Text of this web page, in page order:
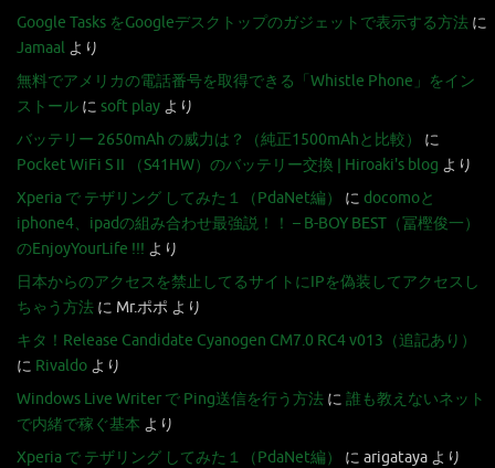
Google Tasks をGoogleデスクトップのガジェットで表示する方法 に
Jamaal より
無料でアメリカの電話番号を取得できる「Whistle Phone」をイン
ストール に soft play より
バッテリー 2650mAh の威力は？（純正1500mAhと比較）
に
Pocket WiFi S II （S41HW）のバッテリー交換 | Hiroaki's blog より
Xperia で テザリング してみた１（PdaNet編）
に docomoと
iphone4、ipadの組み合わせ最強説！！ – B-BOY BEST（冨樫俊一）
のEnjoyYourLife !!! より
日本からのアクセスを禁止してるサイトにIPを偽装してアクセスし
ちゃう方法 に Mr.ポポ より
キタ！Release Candidate Cyanogen CM7.0 RC4 v013（追記あり）
に Rivaldo より
Windows Live Writer で Ping送信を行う方法 に 誰も教えないネット
で内緒で稼ぐ基本 より
Xperia で テザリング してみた１（PdaNet編）
に arigataya より